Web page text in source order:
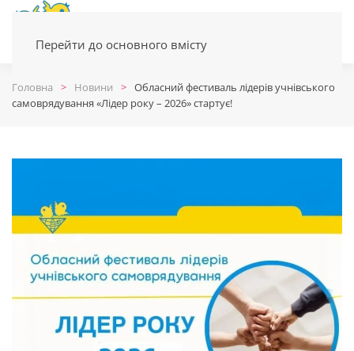
Перейти до основного вмісту
Головна Новини
Обласний фестиваль лідерів учнівського
самоврядування «Лідер року – 2026» стартує!